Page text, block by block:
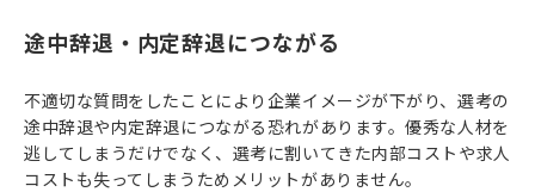
途中辞退・内定辞退につながる
不適切な質問をしたことにより企業イメージが下がり、選考の
途中辞退や内定辞退につながる恐れがあります。優秀な人材を
逃してしまうだけでなく、選考に割いてきた内部コストや求人
コストも失ってしまうためメリットがありません。